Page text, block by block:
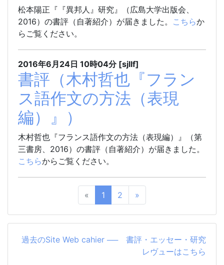
松本陽正『『異邦人』研究』（広島大学出版会、
2016）の書評（自著紹介）が届きました。 こちらか
らご覧ください。
2016年6月24日 10時04分 [sjllf]
書評（木村哲也『フラン
ス語作文の方法（表現
編）』）
木村哲也『フランス語作文の方法（表現編）』（第
三書房、2016）の書評（自著紹介）が届きました。
こちらからご覧ください。
« 1 2 »
過去のSite Web cahier ── 書評・エッセー・研究
レヴューはこちら